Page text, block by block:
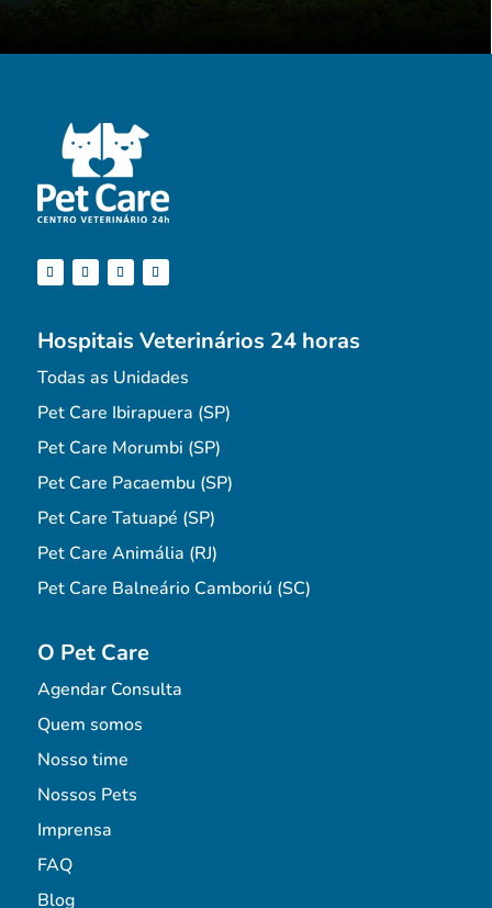
Hospitais Veterinários 24 horas
Todas as Unidades
Pet Care Ibirapuera (SP)
Pet Care Morumbi (SP)
Pet Care Pacaembu (SP)
Pet Care Tatuapé (SP)
Pet Care Animália (RJ)
Pet Care Balneário Camboriú (SC)
O Pet Care
Agendar Consulta
Quem somos
Nosso time
Nossos Pets
Imprensa
FAQ
Blog